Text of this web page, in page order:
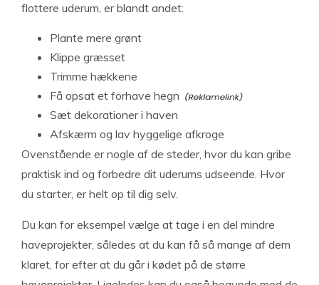
flottere uderum, er blandt andet:
Plante mere grønt
Klippe græsset
Trimme hækkene
Få opsat et forhave hegn
Sæt dekorationer i haven
Afskærm og lav hyggelige afkroge
Ovenstående er nogle af de steder, hvor du kan gribe
praktisk ind og forbedre dit uderums udseende. Hvor
du starter, er helt op til dig selv.
Du kan for eksempel vælge at tage i en del mindre
haveprojekter, således at du kan få så mange af dem
klaret, for efter at du går i kødet på de større